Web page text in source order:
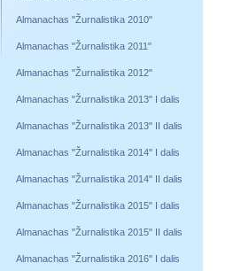
Almanachas "Žurnalistika 2010"
Almanachas "Žurnalistika 2011"
Almanachas "Žurnalistika 2012"
Almanachas "Žurnalistika 2013" I dalis
Almanachas "Žurnalistika 2013" II dalis
Almanachas "Žurnalistika 2014" I dalis
Almanachas "Žurnalistika 2014" II dalis
Almanachas "Žurnalistika 2015" I dalis
Almanachas "Žurnalistika 2015" II dalis
Almanachas "Žurnalistika 2016" I dalis